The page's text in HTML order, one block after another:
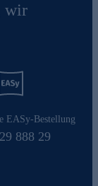
wir
EASy-Bestellung
888 29